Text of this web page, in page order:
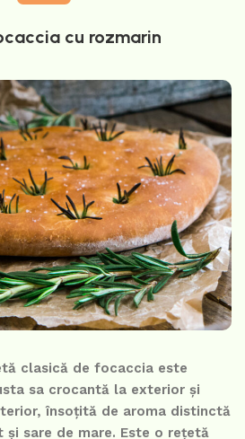
cu rozmarin
clasică de focaccia este
sa crocantă la exterior și
însoțită de aroma distinctă
și sare de mare. Este o rețetă